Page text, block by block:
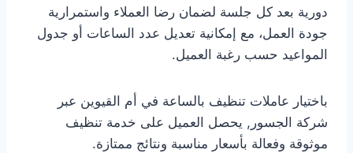
دورية بعد كل جلسة لضمان رضا العملاء واستمرارية
جودة العمل، مع إمكانية تعديل عدد الساعات أو جدول
المواعيد حسب رغبة العميل.
باختيار عاملات تنظيف بالساعة في أم القيوين عبر
شركة الجسور, يحصل العميل على خدمة تنظيف
موثوقة وفعالة بأسعار مناسبة ونتائج ممتازة.